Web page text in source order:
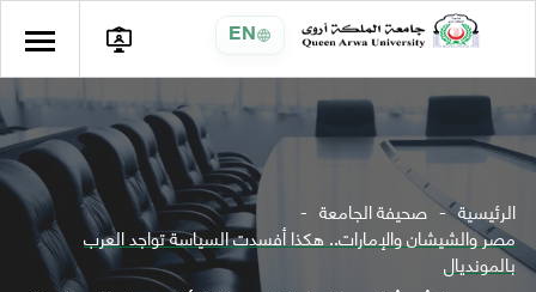
EN
الرئيسية صحيفة الجامعة
مصر والشيشان والإمارات.. هكذا أفسدت السياسة تواجد العرب
بالمونديال